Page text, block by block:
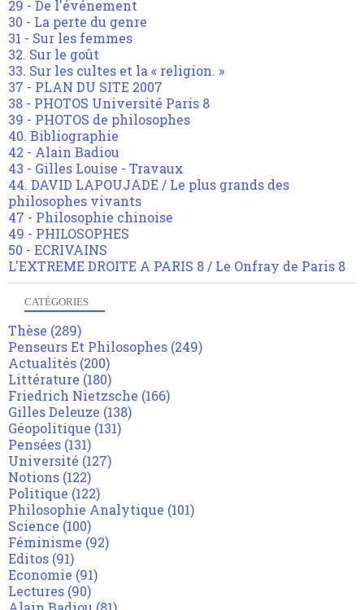
29 - De l'événement
30 - La perte du genre
31 - Sur les femmes
32. Sur le goût
33. Sur les cultes et la « religion. »
37 - PLAN DU SITE 2007
38 - PHOTOS Université Paris 8
39 - PHOTOS de philosophes
40. Bibliographie
42 - Alain Badiou
43 - Gilles Louise - Travaux
44. DAVID LAPOUJADE / Le plus grands des
philosophes vivants
47 - Philosophie chinoise
49 - PHILOSOPHES
50 - ECRIVAINS
L'EXTREME DROITE A PARIS 8 / Le Onfray de Paris 8
CATÉGORIES
Thèse (289)
Penseurs Et Philosophes (249)
Actualités (200)
Littérature (180)
Friedrich Nietzsche (166)
Gilles Deleuze (138)
Géopolitique (131)
Pensées (131)
Université (127)
Notions (122)
Politique (122)
Philosophie Analytique (101)
Science (100)
Féminisme (92)
Editos (91)
Economie (91)
Lectures (90)